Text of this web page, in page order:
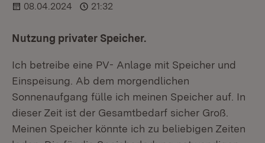
08.04.2024
21:32
Nutzung privater Speicher.
Ich betreibe eine PV- Anlage mit Speicher und
Einspeisung. Ab dem morgendlichen
Sonnenaufgang fülle ich meinen Speicher auf. In
dieser Zeit ist der Gesamtbedarf sicher Groß.
Meinen Speicher könnte ich zu beliebigen Zeiten